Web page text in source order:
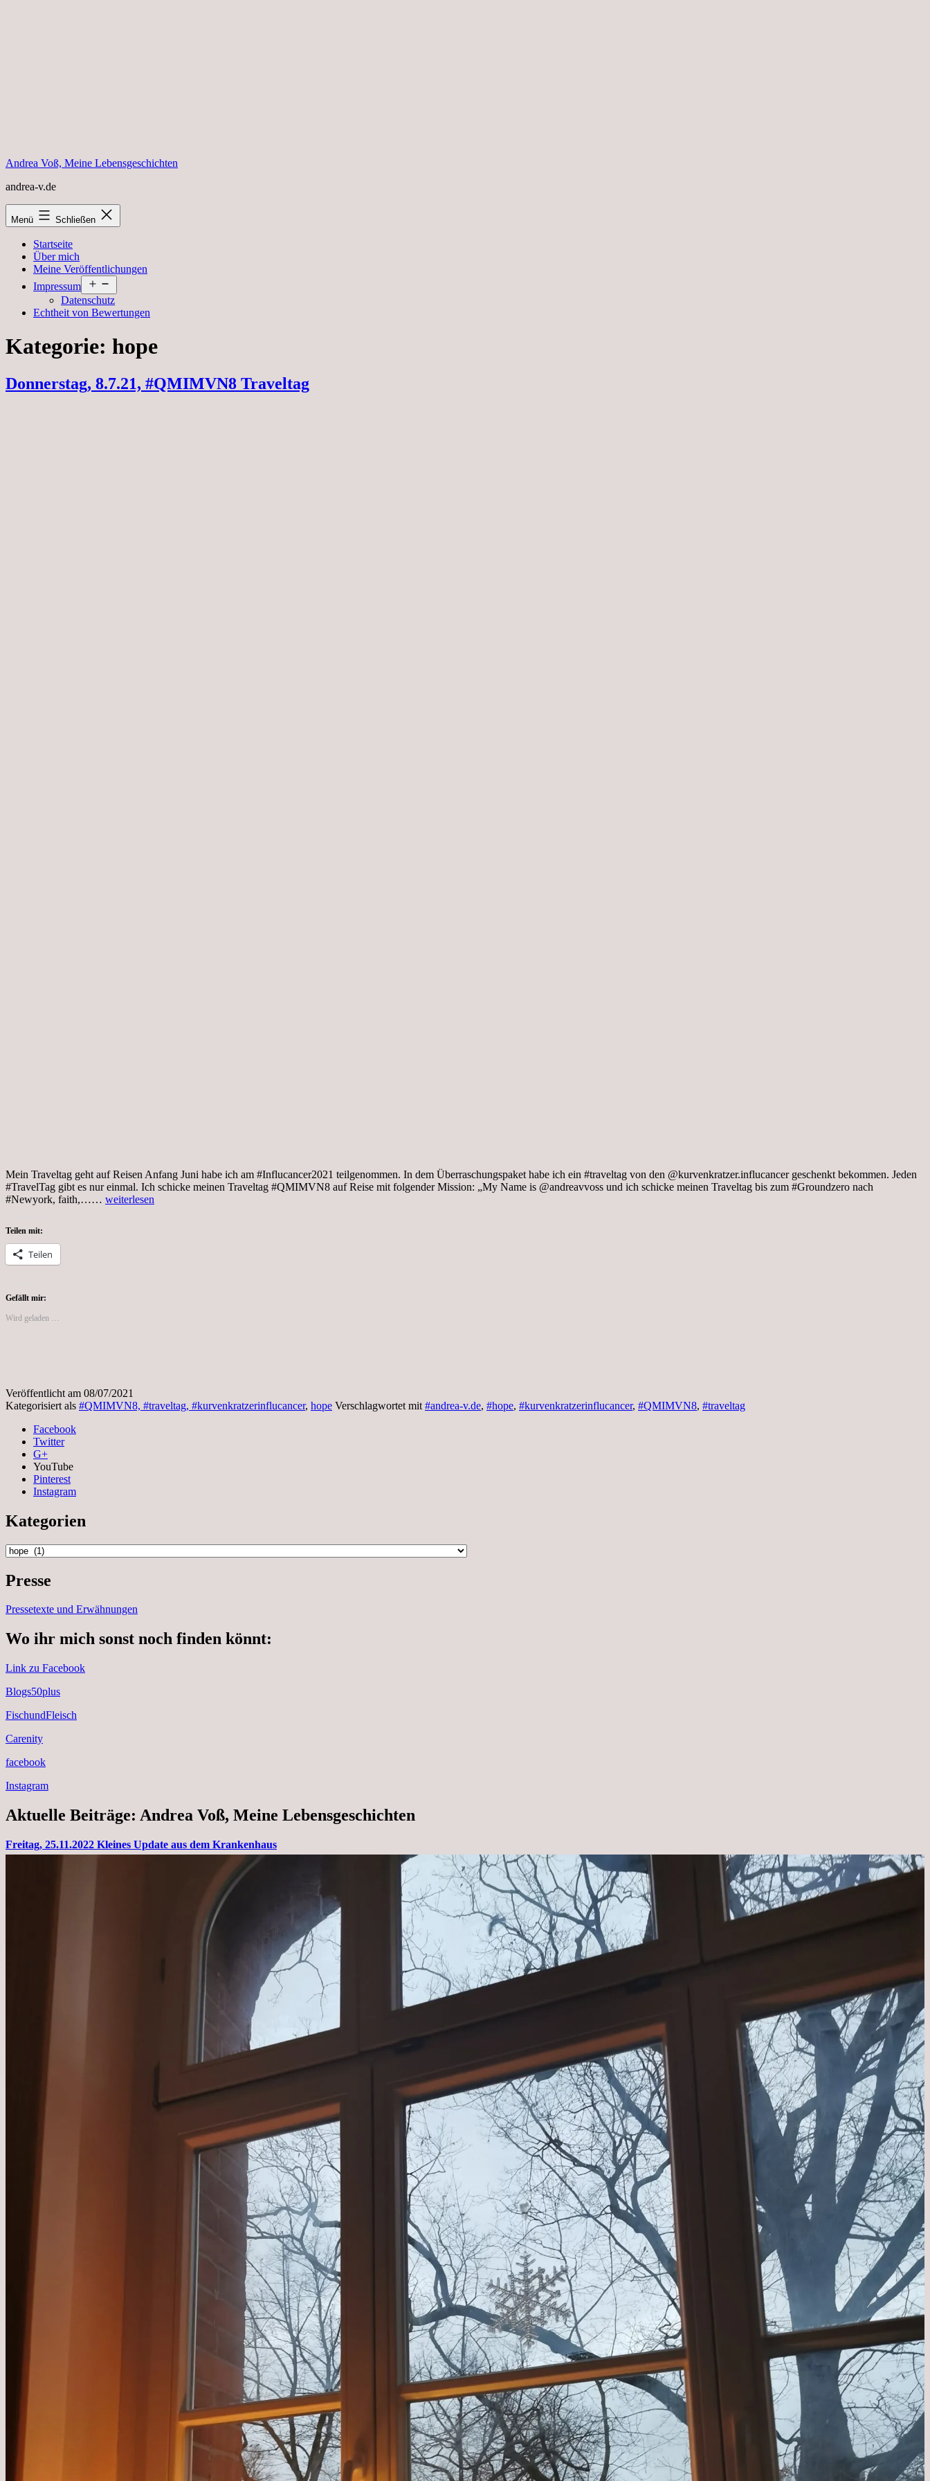
Andrea Voß, Meine Lebensgeschichten
andrea-v.de
Menü Schließen
Startseite
Über mich
Meine Veröffentlichungen
Impressum
öffnen
Datenschutz
Echtheit von Bewertungen
Kategorie: hope
Donnerstag, 8.7.21, #QMIMVN8 Traveltag
Mein Traveltag geht auf Reisen Anfang Juni habe ich am #Influcancer2021 teilgenommen. In dem Überraschungspaket habe ich ein #traveltag von den @kurvenkratzer.influcancer geschenkt bekommen. Jeden
#TravelTag gibt es nur einmal. Ich schicke meinen Traveltag #QMIMVN8 auf Reise mit folgender Mission: „My Name is @andreavvoss und ich schicke meinen Traveltag bis zum #Groundzero nach
#Newyork, faith,…… Donnerstag,
weiterlesen
Teilen mit:
Teilen
Gefällt mir:
Wird geladen …
Veröffentlicht am 08/07/2021
Kategorisiert als #QMIMVN8, #traveltag, #kurvenkratzerinflucancer, hope Verschlagwortet mit #andrea-v.de, #hope, #kurvenkratzerinflucancer, #QMIMVN8, #traveltag
Facebook
Twitter
G+
YouTube
Pinterest
Instagram
Kategorien
Kategorien
Presse
Pressetexte und Erwähnungen
Wo ihr mich sonst noch finden könnt:
Link zu Facebook
Blogs50plus
FischundFleisch
Carenity
facebook
Instagram
Aktuelle Beiträge: Andrea Voß, Meine Lebensgeschichten
Freitag, 25.11.2022 Kleines Update aus dem Krankenhaus